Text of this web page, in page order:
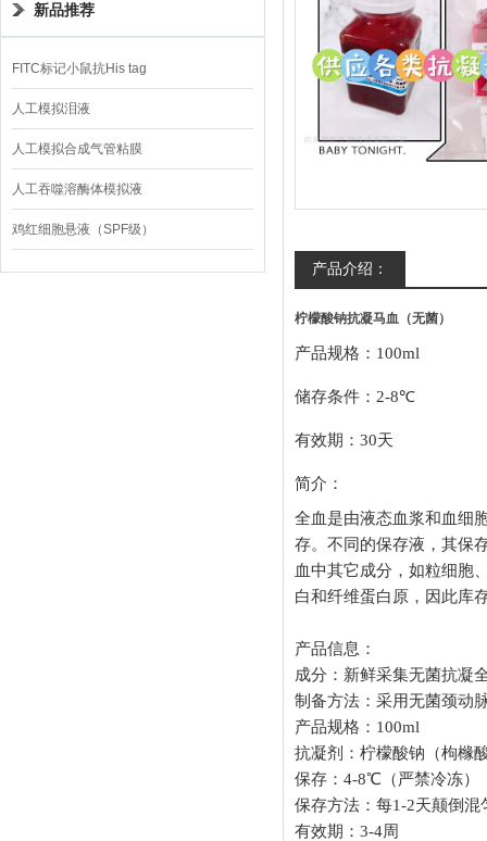
新品推荐
FITC标记小鼠抗His tag
人工模拟泪液
人工模拟合成气管粘膜
人工吞噬溶酶体模拟液
鸡红细胞悬液（SPF级）
产品介绍：
柠檬酸钠抗凝马血（无菌）
产品规格： 100ml
储存条件： 2-8℃
有效期： 30天
简介：
全血是由液态血浆和血细
存。不同的保存液，其保
血中其它成分，如粒细胞
白和纤维蛋白原，因此库
产品信息：
成分：新鲜采集无菌抗凝
制备方法：采用无菌颈动
产品规格： 100ml
抗凝剂：柠檬酸钠（枸橼
保存： 4-8℃（严禁冷冻）
保存方法：每1-2天颠倒混
有效期： 3-4周